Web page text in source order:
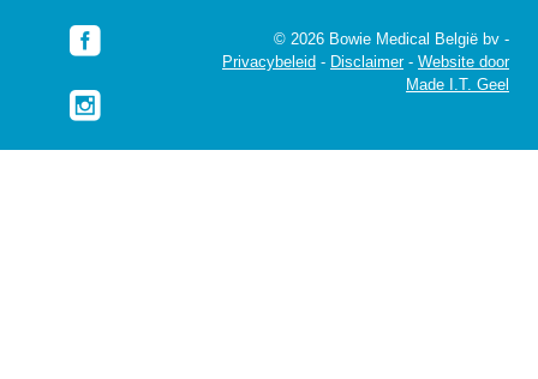
© 2026 Bowie Medical België bv -
Privacybeleid- Disclaimer- Website door
Made I.T. Geel